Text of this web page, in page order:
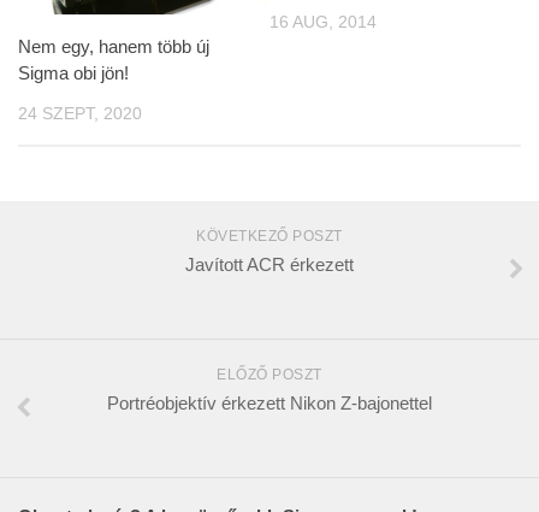
Nem egy, hanem több új
Sigma obi jön!
24 SZEPT, 2020
16 AUG, 2014
KÖVETKEZŐ POSZT
Javított ACR érkezett
ELŐZŐ POSZT
Portréobjektív érkezett Nikon Z-bajonettel